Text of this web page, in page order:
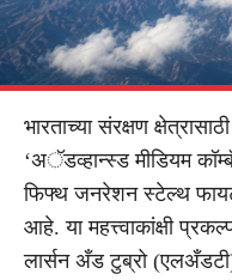
भारताच्या संरक्षण
‘अॅडव्हान्स्ड मीडियम
फिफ्थ जनरेशन स्टेल्थ
आहे. या महत्त्वाकांक्षी
लार्सन अँड टुब्रो